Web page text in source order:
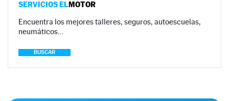
SERVICIOS ELMOTOR
Encuentra los mejores talleres, seguros, autoescuelas,
neumáticos…
BUSCAR